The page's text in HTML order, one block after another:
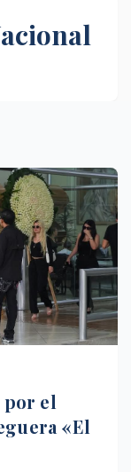
por el
«El